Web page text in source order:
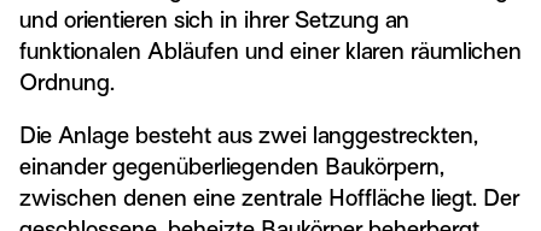
und orientieren sich in ihrer Setzung an
funktionalen Abläufen und einer klaren räumlichen
Ordnung.
Die Anlage besteht aus zwei langgestreckten,
einander gegenüberliegenden Baukörpern,
zwischen denen eine zentrale Hoffläche liegt. Der